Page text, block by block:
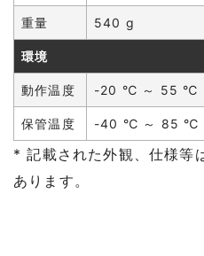
重量 540 g
環境
動作温度 -20 ℃ ～ 55 ℃
保管温度 -40 ℃ ～ 85 ℃
* 記載された外観、仕様等
あります。